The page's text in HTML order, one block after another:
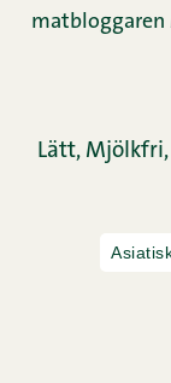
matbloggaren
Lätt, Mjölkfri,